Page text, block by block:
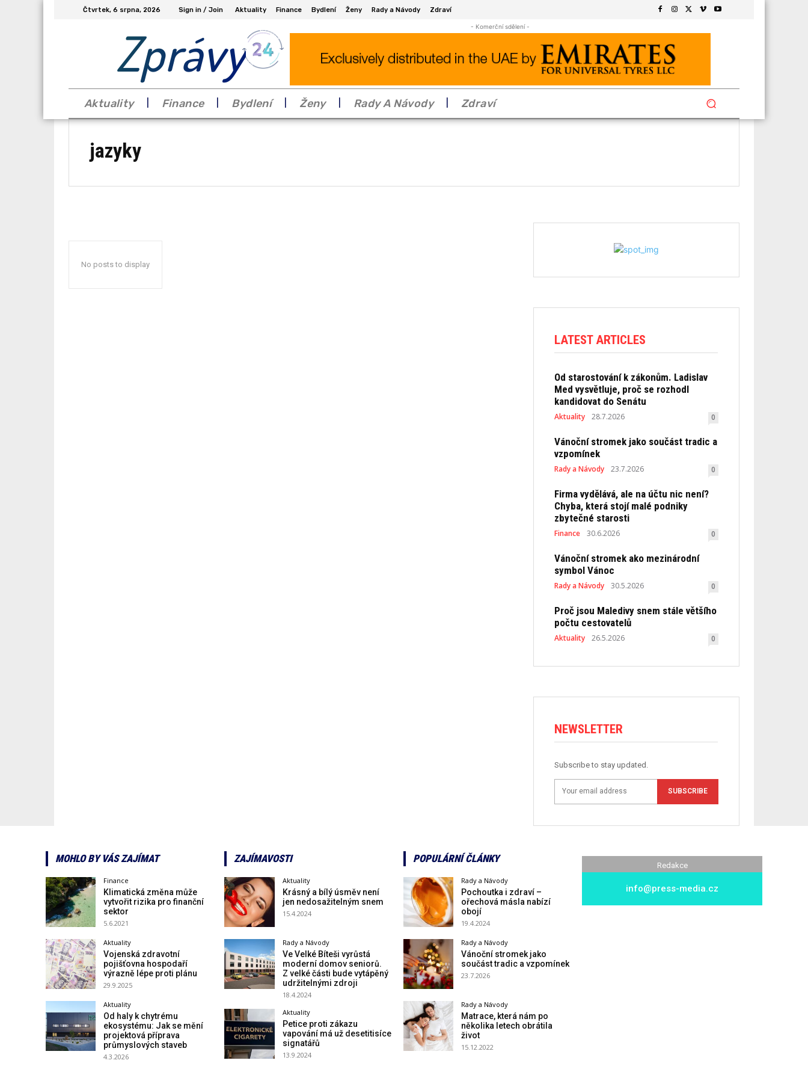
Čtvrtek, 6 srpna, 2026 Sign in / Join Aktuality Finance Bydlení Ženy Rady a Návody Zdraví
Zprávy - Komerční sdělení -
Aktuality Finance Bydlení Ženy Rady A Návody Zdraví
jazyky
No posts to display
LATEST ARTICLES
Od starostování k zákonům. Ladislav
Med vysvětluje, proč se rozhodl
kandidovat do Senátu
Aktuality 28.7.2026 0
Vánoční stromek jako součást tradic a
vzpomínek
Rady a Návody 23.7.2026 0
Firma vydělává, ale na účtu nic není?
Chyba, která stojí malé podniky
zbytečné starosti
Finance 30.6.2026 0
Vánoční stromek ako mezinárodní
symbol Vánoc
Rady a Návody 30.5.2026 0
Proč jsou Maledivy snem stále většího
počtu cestovatelů
Aktuality 26.5.2026 0
NEWSLETTER
Subscribe to stay updated.
SUBSCRIBE
MOHLO BY VÁS ZAJÍMAT
Finance
Klimatická změna může
vytvořit rizika pro finanční
sektor
5.6.2021
Aktuality
Vojenská zdravotní
pojišťovna hospodaří
výrazně lépe proti plánu
29.9.2025
Aktuality
Od haly k chytrému
ekosystému: Jak se mění
projektová příprava
průmyslových staveb
4.3.2026
ZAJÍMAVOSTI
Aktuality
Krásný a bílý úsměv není
jen nedosažitelným snem
15.4.2024
Rady a Návody
Ve Velké Bíteši vyrůstá
moderní domov seniorů.
Z velké části bude vytápěný
udržitelnými zdroji
18.4.2024
Aktuality
Petice proti zákazu
vapování má už desetitisíce
signatářů
13.9.2024
POPULÁRNÍ ČLÁNKY
Rady a Návody
Pochoutka i zdraví –
ořechová másla nabízí
obojí
19.4.2024
Rady a Návody
Vánoční stromek jako
součást tradic a vzpomínek
23.7.2026
Rady a Návody
Matrace, která nám po
několika letech obrátila
život
15.12.2022
Redakce
info@press-media.cz